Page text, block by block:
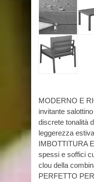
MODERNO E
invitante
discrete tonalità
leggerezza
IMBOTTITURA
spessi e soffici
clou della
PERFETTO